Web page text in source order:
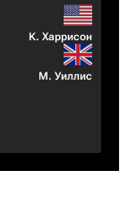
К. Харрисон
М. Уиллис